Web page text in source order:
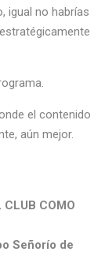
igual no habrías
el contenido
aún mejor.
CLUB COMO
Señorío de